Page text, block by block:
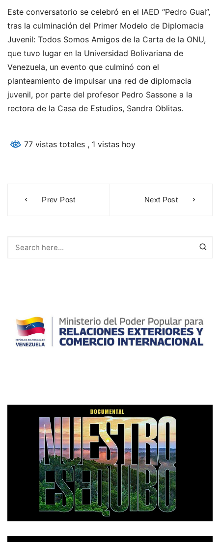
Este conversatorio se celebró en el IAED “Pedro Gual”,
tras la culminación del Primer Modelo de Diplomacia
Juvenil: Todos Somos Amigos de la Carta de la ONU,
que tuvo lugar en la Universidad Bolivariana de
Venezuela, un evento que culminó con el
planteamiento de impulsar una red de diplomacia
juvenil, por parte del profesor Pedro Sassone a la
rectora de la Casa de Estudios, Sandra Oblitas.
77 vistas totales , 1 vistas hoy
Prev Post Next Post